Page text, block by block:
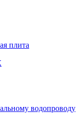
плита
водопроводу